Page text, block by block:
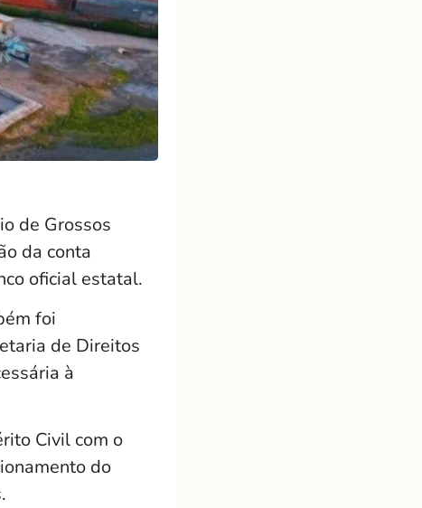
de Grossos
da conta
oficial estatal.
foi
de Direitos
à
Civil com o
do